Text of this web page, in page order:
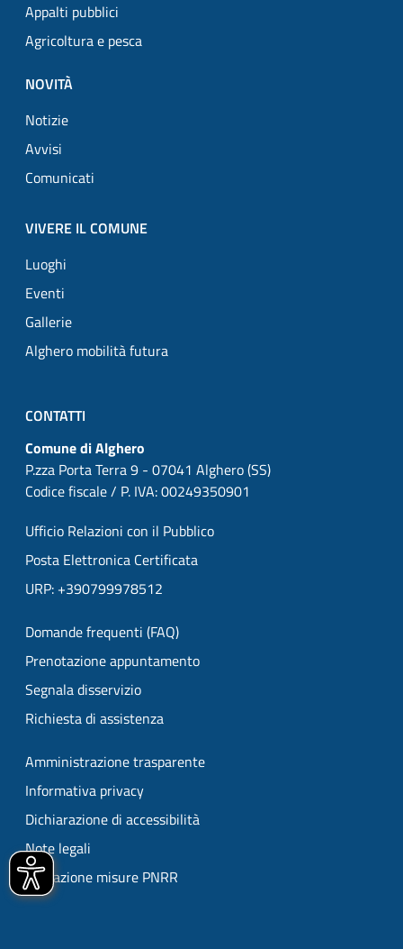
Appalti pubblici
Agricoltura e pesca
NOVITÀ
Notizie
Avvisi
Comunicati
VIVERE IL COMUNE
Luoghi
Eventi
Gallerie
Alghero mobilità futura
CONTATTI
Comune di Alghero
P.zza Porta Terra 9 - 07041 Alghero (SS)
Codice fiscale / P. IVA: 00249350901
Ufficio Relazioni con il Pubblico
Posta Elettronica Certificata
URP: +390799978512
Domande frequenti (FAQ)
Prenotazione appuntamento
Segnala disservizio
Richiesta di assistenza
Amministrazione trasparente
Informativa privacy
Dichiarazione di accessibilità
Note legali
Attuazione misure PNRR